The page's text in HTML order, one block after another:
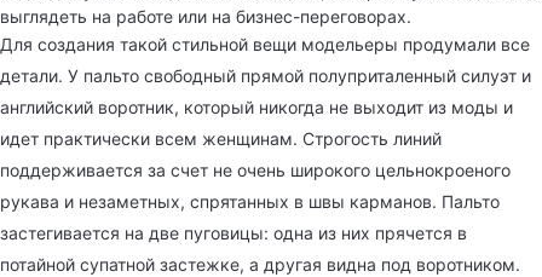
выглядеть на работе или на бизнес-переговорах.
Для создания такой стильной вещи модельеры продумали все
детали. У пальто свободный прямой полуприталенный силуэт и
английский воротник, который никогда не выходит из моды и
идет практически всем женщинам. Строгость линий
поддерживается за счет не очень широкого цельнокроеного
рукава и незаметных, спрятанных в швы карманов. Пальто
застегивается на две пуговицы: одна из них прячется в
потайной супатной застежке, а другая видна под воротником.